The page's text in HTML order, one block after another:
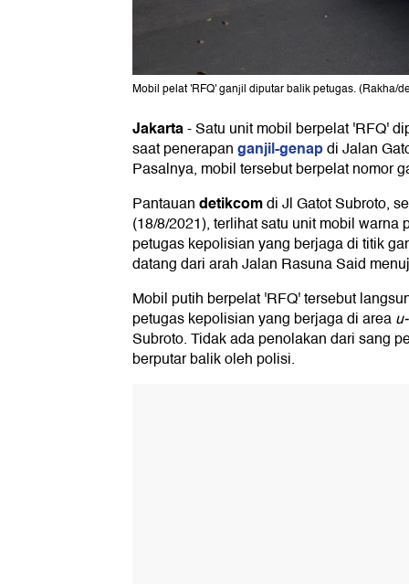
Mobil pelat 'RFQ' ganjil diputar balik petugas. (Rakha/
Jakarta-Satu unit mobil berpelat 'RFQ'
saat penerapanganjil-genapdi Jalan
Pasalnya, mobil tersebut berpelat nomor
Pantauandetikcomdi Jl Gatot Subroto,
(18/8/2021), terlihat satu unit mobil warna
petugas kepolisian yang berjaga di titik
datang dari arah Jalan Rasuna Said
Mobil putih berpelat 'RFQ' tersebut
petugas kepolisian yang berjaga di area
Subroto. Tidak ada penolakan dari sang
berputar balik oleh polisi.